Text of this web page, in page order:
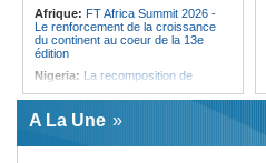
Afrique: FT Africa Summit 2026 -
Le renforcement de la croissance
du continent au coeur de la 13e
édition
Nigeria: La recomposition de
durcissement électoral
Afrique de l'Ouest:
pour le secteur agricole
A La Une